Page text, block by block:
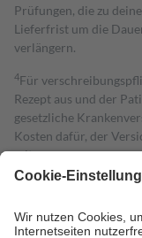
Prüfungen, die zu
Lieferfrist um die
verlängern.
4Für
Rezept aus und der
gesetzliche
Kosten dafür, der
mit.
Grundsätzlich leisten
höchstens zehn Euro.
Kosten der Leistung